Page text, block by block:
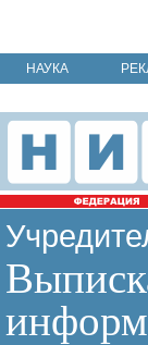
НАУКА